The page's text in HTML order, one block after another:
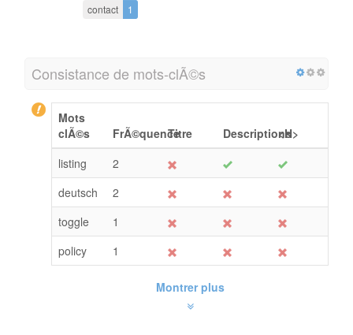
contact 1
Consistance de mots-clÃ©s
Mots
clÃ©s
FrÃ©quenceTitre Descriptions
<H>
listing
2
deutsch
2
toggle
1
policy
1
Montrer plus